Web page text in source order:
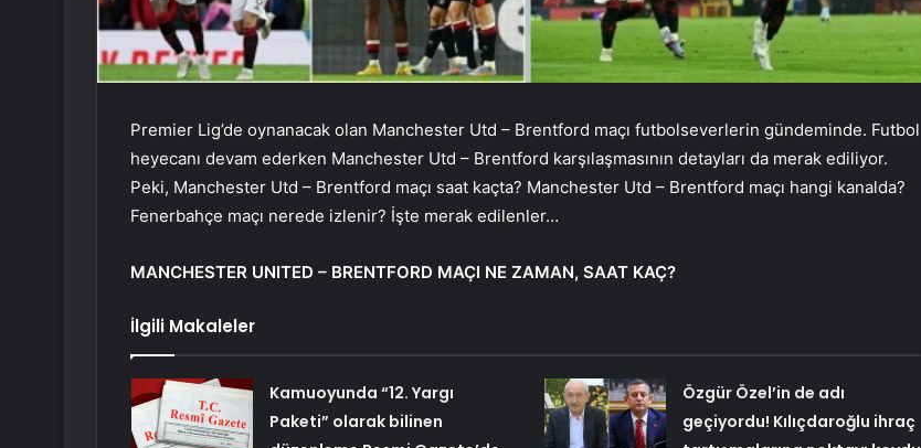
Premier Lig’de oynanacak olan Manchester Utd – Brentford maçı futbolseverlerin gündeminde. Futbol
heyecanı devam ederken Manchester Utd – Brentford karşılaşmasının detayları da merak ediliyor.
Peki, Manchester Utd – Brentford maçı saat kaçta? Manchester Utd – Brentford maçı hangi kanalda?
Fenerbahçe maçı nerede izlenir? İşte merak edilenler…
MANCHESTER UNITED – BRENTFORD MAÇI NE ZAMAN, SAAT KAÇ?
İlgili Makaleler
Kamuoyunda “12. Yargı
Paketi” olarak bilinen
Özgür Özel’in de adı
geçiyordu! Kılıçdaroğlu ihraç